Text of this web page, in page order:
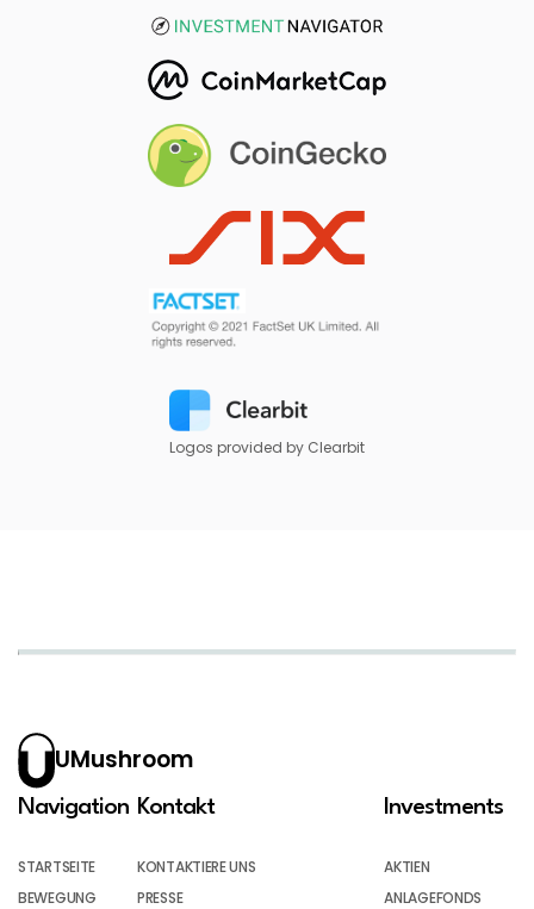
Logos provided by Clearbit
UMushroom
Navigation
STARTSEITE
BEWEGUNG
Kontakt
KONTAKTIERE UNS
PRESSE
Investments
AKTIEN
ANLAGEFONDS